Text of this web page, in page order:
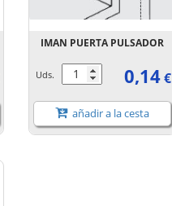
IMAN PUERTA PULSADOR
Uds. 0,14€
añadir a la cesta